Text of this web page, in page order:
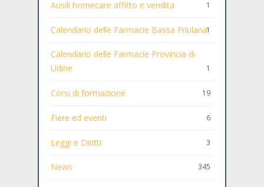
Ausili homecare affitto e vendita 1
Calendario delle Farmacie Bassa Friulana1
Calendario delle Farmacie Provincia di
Udine
1
Corsi di formazione 19
Fiere ed eventi 6
Leggi e Diritti 3
News 345